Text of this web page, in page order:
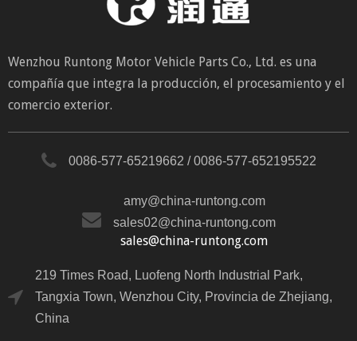
Wenzhou Runtong Motor Vehicle Parts Co., Ltd. es una
compañía que integra la producción, el procesamiento y el
comercio exterior.
0086-577-65219662 / 0086-577-652195522
amy@china-runtong.com
sales02@china-runtong.com
sales@china-runtong.com
219 Times Road, Luofeng North Industrial Park,
Tangxia Town, Wenzhou City, Provincia de Zhejiang,
China